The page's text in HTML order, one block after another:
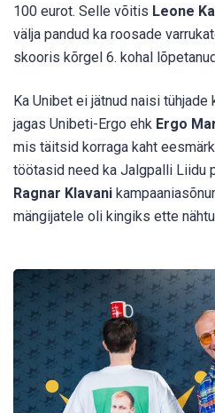
100 eurot. Selle võitis Leone
välja pandud ka roosade
skooris kõrgel 6. kohal
Ka Unibet ei jätnud naisi tühjade
jagas Unibeti-Ergo ehk Ergo
mis täitsid korraga kaht
töötasid need ka Jalgpalli Liidu
Ragnar Klavani
mängijatele oli kingiks ette